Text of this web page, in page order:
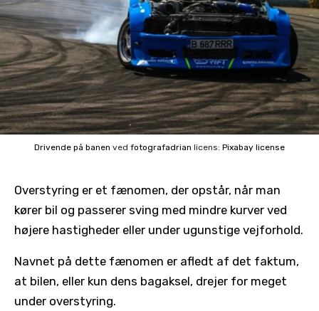
Drivende på banen ved fotografadrian licens: Pixabay license
Overstyring er et fænomen, der opstår, når man
kører bil og passerer sving med mindre kurver ved
højere hastigheder eller under ugunstige vejforhold.
Navnet på dette fænomen er afledt af det faktum,
at bilen, eller kun dens bagaksel, drejer for meget
under overstyring.